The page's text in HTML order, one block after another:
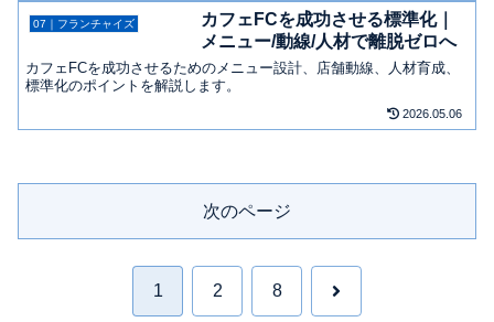
07｜フランチャイズ
カフェFCを成功させる標準化｜
メニュー/動線/人材で離脱ゼロへ
カフェFCを成功させるためのメニュー設計、店舗動線、人材育成、
標準化のポイントを解説します。
2026.05.06
次のページ
1 2 8 次